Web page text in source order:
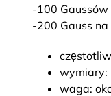
-100 Gaussów
-200 Gauss
wymiary:
waga: